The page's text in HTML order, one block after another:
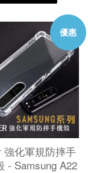
優惠
強化軍規防摔手
- Samsung A22